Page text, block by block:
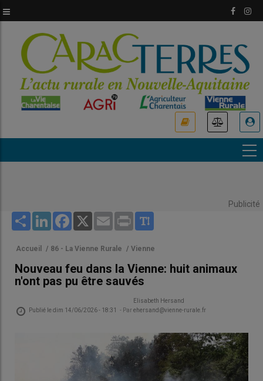
au
principal
Publicité
Share LinkedInFacebook
X Email Print
Accueil / 86 - La Vienne Rurale / Vienne
Nouveau feu dans la Vienne: huit animaux
n'ont pas pu être sauvés
Publié ledim 14/06/2026 - 18:31 - Par
Elisabeth Hersand
ehersand@vienne-rurale.fr